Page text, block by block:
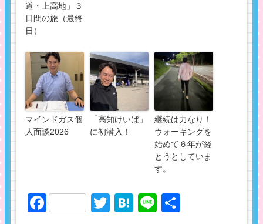
道・上高地」３
日間の旅（最終
日）
マインドガス個
人面談2026
「高知けいば」
に初潜入！
継続は力なり！
ウォーキングを
始めて６年が経
とうとしていま
す。
FacebookTwitter
Hatena
Line